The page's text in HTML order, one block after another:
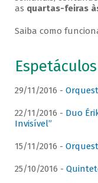
as quartas-feiras
Saiba como
29/11/2016 -
22/11/2016 - Duo
Invisível”
15/11/2016 -
25/10/2016 -